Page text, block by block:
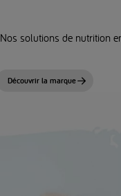
Nos solutions de nutrition
Découvrir la marque